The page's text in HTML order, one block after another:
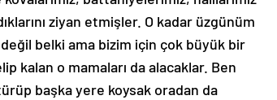
ziyan etmişler. O kadar üzgünüm
belki ama bizim için çok büyük bir
kalan o mamaları da alacaklar. Ben
başka yere koysak oradan da